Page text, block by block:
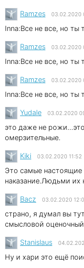
Ramzes 03.02.2020
Inna:Все не все, но ты
Ramzes 03.02.2020
Inna:Все не все, но ты
Ramzes 03.02.2020
Inna:Все не все, но ты
Yudale 03.02.2020
это даже не
омерзительные.
Kiki 03.02.2020 11:52
Это самые
наказание.Людьми их
Bacz 03.02.2020
страно, я думал вы
смысловой оценочный
Stanislaus
Ну и хари это ещё